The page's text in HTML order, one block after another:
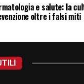
e salute: la
oltre i falsi miti